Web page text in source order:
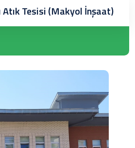
Atık Tesisi (Makyol İnşaat)